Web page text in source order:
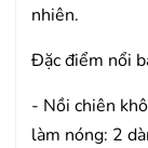
nhiên.
Đặc điểm nổi
- Nồi chiên
làm nóng: 2